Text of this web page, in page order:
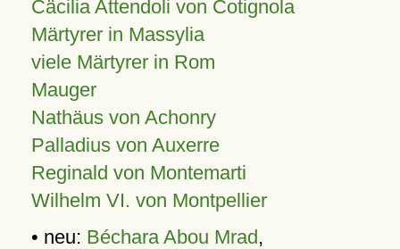
Cäcilia Attendoli von Cotignola
Märtyrer in Massylia
viele Märtyrer in Rom
Mauger
Nathäus von Achonry
Palladius von Auxerre
Reginald von Montemarti
Wilhelm VI. von Montpellier
• neu: Béchara Abou Mrad,